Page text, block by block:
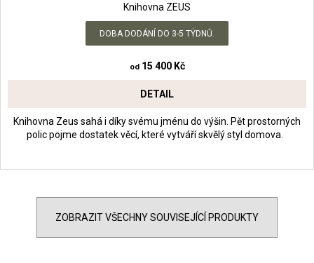
Knihovna ZEUS
DOBA DODÁNÍ DO 3-5 TÝDNŮ.
od15 400 Kč
DETAIL
Knihovna Zeus sahá i díky svému jménu do výšin. Pět prostorných
polic pojme dostatek věcí, které vytváří skvělý styl domova.
ZOBRAZIT VŠECHNY SOUVISEJÍCÍ PRODUKTY